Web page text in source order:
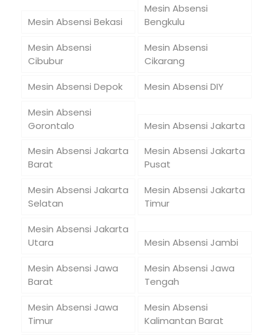
Mesin Absensi Bekasi
Mesin Absensi
Bengkulu
Mesin Absensi
Cibubur
Mesin Absensi
Cikarang
Mesin Absensi Depok
Mesin Absensi DIY
Mesin Absensi
Gorontalo
Mesin Absensi Jakarta
Mesin Absensi Jakarta
Barat
Mesin Absensi Jakarta
Pusat
Mesin Absensi Jakarta
Selatan
Mesin Absensi Jakarta
Timur
Mesin Absensi Jakarta
Utara
Mesin Absensi Jambi
Mesin Absensi Jawa
Barat
Mesin Absensi Jawa
Tengah
Mesin Absensi Jawa
Timur
Mesin Absensi
Kalimantan Barat